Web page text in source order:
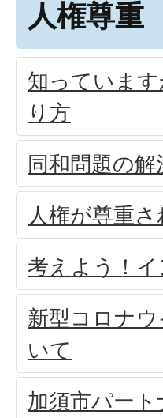
人権尊重
知っていま
り方
同和問題の
人権が尊重
考えよう！
新型コロナ
いて
加須市パー